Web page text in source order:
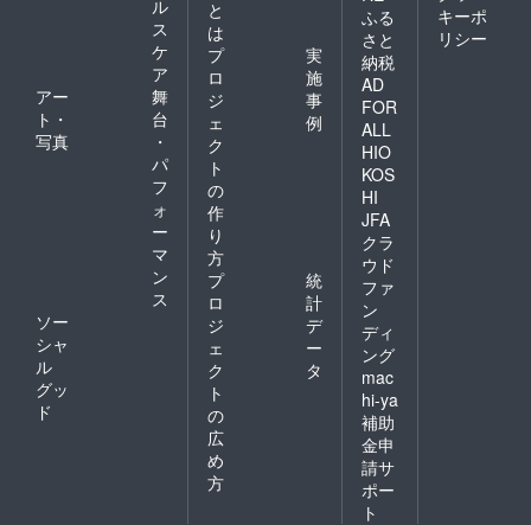
ル
ス
ケ
ア
アー
ト・
写真
舞
台
・
パ
フ
ォ
ー
マ
ン
ス
ソー
シャ
ル
グッ
ド
と
は
プ
ロ
ジ
ェ
ク
ト
の
作
り
方
実
施
事
例
プ
ロ
ジ
ェ
ク
ト
の
広
め
方
統
計
デ
ー
タ
ふる
さと
納税
AD
FOR
ALL
HIO
KOS
HI
JFA
クラ
ウド
ファ
ン
ディ
ング
mac
hi-ya
補助
金申
請サ
ポー
ト
キーポ
リシー